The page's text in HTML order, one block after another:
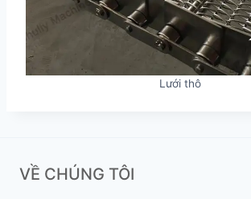
Lưới thô
VỀ CHÚNG TÔI